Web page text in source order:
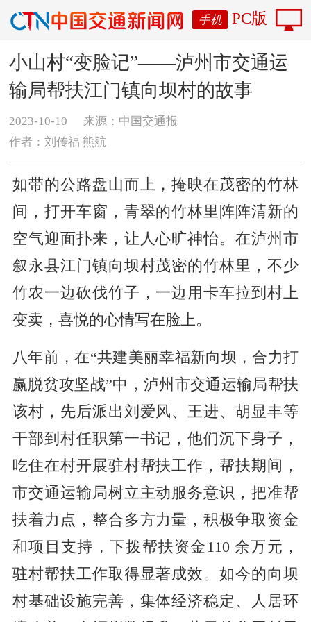
手机 PC版
小山村“变脸记”——泸州市交通运
输局帮扶江门镇向坝村的故事
2023-10-10
来源：中国交通报
作者：刘传福 熊航
如带的公路盘山而上，掩映在茂密的竹林
间，打开车窗，青翠的竹林里阵阵清新的
空气迎面扑来，让人心旷神怡。在泸州市
叙永县江门镇向坝村茂密的竹林里，不少
竹农一边砍伐竹子，一边用卡车拉到村上
变卖，喜悦的心情写在脸上。
八年前，在“共建美丽幸福新向坝，合力打
赢脱贫攻坚战”中，泸州市交通运输局帮扶
该村，先后派出刘爱风、王进、胡显丰等
干部到村任职第一书记，他们沉下身子，
吃住在村开展驻村帮扶工作，帮扶期间，
市交通运输局树立主动服务意识，把准帮
扶着力点，整合多方力量，积极争取资金
和项目支持，下拨帮扶资金110 余万元，
驻村帮扶工作取得显著成效。如今的向坝
村基础设施完善，集体经济稳定、人居环